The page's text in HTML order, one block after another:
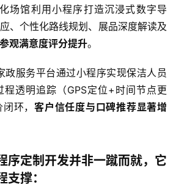
场馆利用小程序打造沉浸式数字导
、个性化路线规划、展品深度解读及
观满意度评分提升。
政服务平台通过小程序实现保洁人员
程透明追踪（GPS定位+时间节点更
环， 客户信任度与口碑推荐显著增
序定制开发并非一蹴而就，它
撑：